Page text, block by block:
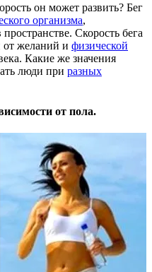
он может развить? Бег
организма,
Скорость бега
от желаний и физической
Какие же значения
люди при разных
от пола.